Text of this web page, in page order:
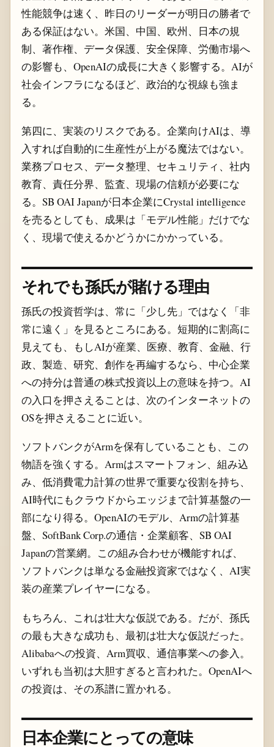
性能競争は速く、昨日のリーダーが明日の勝者で
ある保証はない。米国、中国、欧州、日本の規
制、著作権、データ保護、安全保障、労働市場へ
の影響も、OpenAIの成長に大きく影響する。AIが
社会インフラになるほど、政治的な視線も強ま
る。
第四に、実装のリスクである。企業向けAIは、導
入すれば自動的に生産性が上がる魔法ではない。
業務プロセス、データ整理、セキュリティ、社内
教育、責任分界、監査、現場の信頼が必要にな
る。SB OAI Japanが日本企業にCrystal intelligence
を売るとしても、成果は「モデル性能」だけでな
く、現場で使えるかどうかにかかっている。
それでも孫氏が賭ける理由
孫氏の投資哲学は、常に「少し先」ではなく「非
常に遠く」を見るところにある。短期的に割高に
見えても、もしAIが産業、医療、教育、金融、行
政、製造、研究、創作を再編するなら、中心企業
への持分は普通の株式投資以上の意味を持つ。AI
の入口を押さえることは、次のインターネットの
OSを押さえることに近い。
ソフトバンクがArmを保有していることも、この
物語を強くする。Armはスマートフォン、組み込
み、低消費電力計算の世界で重要な役割を持ち、
AI時代にもクラウドからエッジまで計算基盤の一
部になり得る。OpenAIのモデル、Armの計算基
盤、SoftBank Corp.の通信・企業顧客、SB OAI
Japanの営業網。この組み合わせが機能すれば、
ソフトバンクは単なる金融投資家ではなく、AI実
装の産業プレイヤーになる。
もちろん、これは壮大な仮説である。だが、孫氏
の最も大きな成功も、最初は壮大な仮説だった。
Alibabaへの投資、Arm買収、通信事業への参入。
いずれも当初は大胆すぎると言われた。OpenAIへ
の投資は、その系譜に置かれる。
日本企業にとっての意味